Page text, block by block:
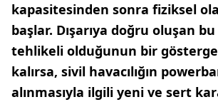
kapasitesinden sonra fiziksel
başlar. Dışarıya doğru oluşan
tehlikeli olduğunun bir
kalırsa, sivil havacılığın
alınmasıyla ilgili yeni ve sert